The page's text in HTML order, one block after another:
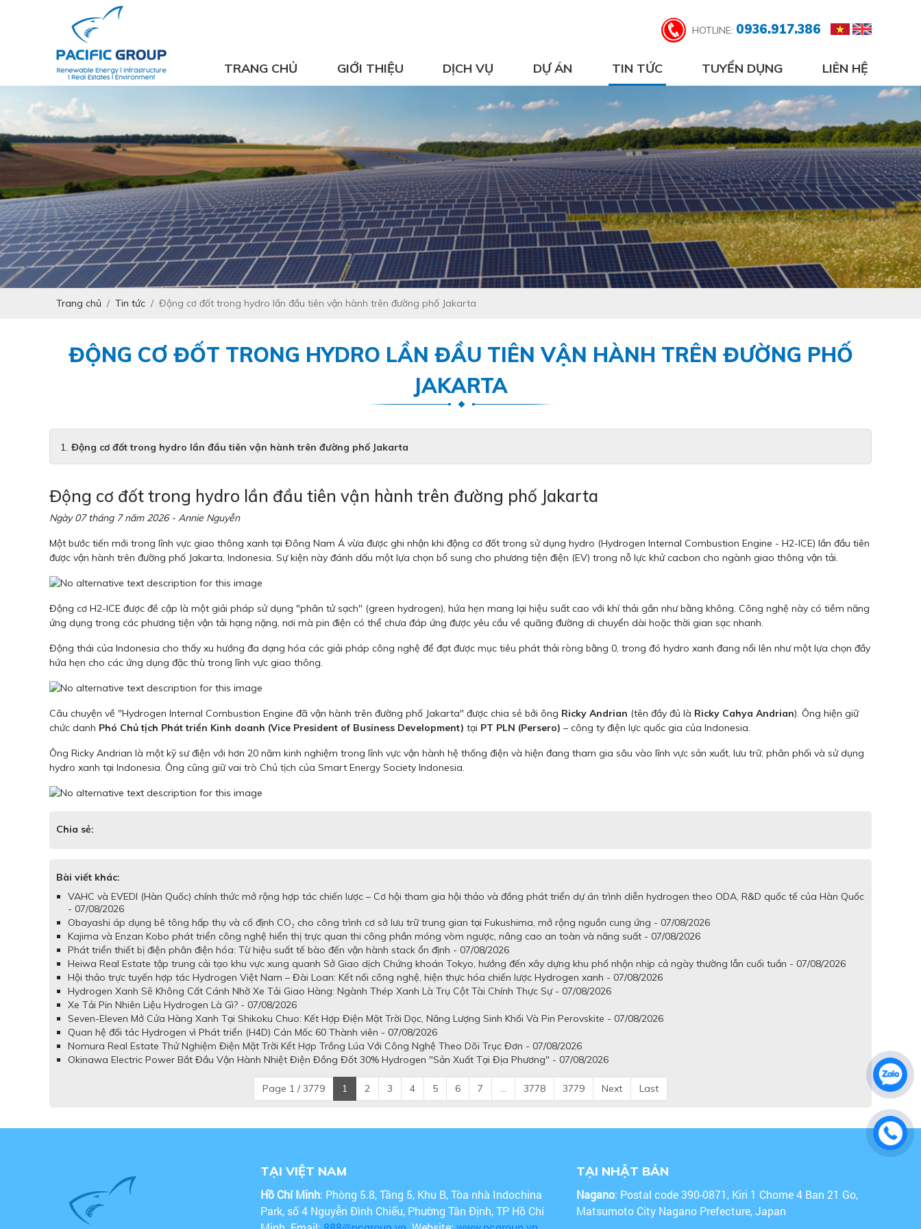
HOTLINE: 0936.917.386
TRANG CHỦ GIỚI THIỆU DỊCH VỤ DỰ ÁN TIN TỨC TUYỂN DỤNG LIÊN HỆ
Trang chủ Tin tức Động cơ đốt trong hydro lần đầu tiên vận hành trên đường phố Jakarta
ĐỘNG CƠ ĐỐT TRONG HYDRO LẦN ĐẦU TIÊN VẬN HÀNH TRÊN ĐƯỜNG PHỐ
JAKARTA
Động cơ đốt trong hydro lần đầu tiên vận hành trên đường phố Jakarta
Động cơ đốt trong hydro lần đầu tiên vận hành trên đường phố Jakarta
Ngày 07 tháng 7 năm 2026 - Annie Nguyễn
Một bước tiến mới trong lĩnh vực giao thông xanh tại Đông Nam Á vừa được ghi nhận khi động cơ đốt trong sử dụng hydro (Hydrogen Internal Combustion Engine - H2-ICE) lần đầu tiên
được vận hành trên đường phố Jakarta, Indonesia. Sự kiện này đánh dấu một lựa chọn bổ sung cho phương tiện điện (EV) trong nỗ lực khử cacbon cho ngành giao thông vận tải.
Động cơ H2-ICE được đề cập là một giải pháp sử dụng "phân tử sạch" (green hydrogen), hứa hẹn mang lại hiệu suất cao với khí thải gần như bằng không. Công nghệ này có tiềm năng
ứng dụng trong các phương tiện vận tải hạng nặng, nơi mà pin điện có thể chưa đáp ứng được yêu cầu về quãng đường di chuyển dài hoặc thời gian sạc nhanh.
Động thái của Indonesia cho thấy xu hướng đa dạng hóa các giải pháp công nghệ để đạt được mục tiêu phát thải ròng bằng 0, trong đó hydro xanh đang nổi lên như một lựa chọn đầy
hứa hẹn cho các ứng dụng đặc thù trong lĩnh vực giao thông.
Câu chuyện về "Hydrogen Internal Combustion Engine đã vận hành trên đường phố Jakarta" được chia sẻ bởi ông Ricky Andrian (tên đầy đủ là Ricky Cahya Andrian). Ông hiện giữ
chức danh Phó Chủ tịch Phát triển Kinh doanh (Vice President of Business Development) tại PT PLN (Persero) – công ty điện lực quốc gia của Indonesia.
Ông Ricky Andrian là một kỹ sư điện với hơn 20 năm kinh nghiệm trong lĩnh vực vận hành hệ thống điện và hiện đang tham gia sâu vào lĩnh vực sản xuất, lưu trữ, phân phối và sử dụng
hydro xanh tại Indonesia. Ông cũng giữ vai trò Chủ tịch của Smart Energy Society Indonesia.
Chia sẻ:
Bài viết khác:
VAHC và EVEDI (Hàn Quốc) chính thức mở rộng hợp tác chiến lược – Cơ hội tham gia hội thảo và đồng phát triển dự án trình diễn hydrogen theo ODA, R&D quốc tế của Hàn Quốc
- 07/08/2026
Obayashi áp dụng bê tông hấp thụ và cố định CO₂ cho công trình cơ sở lưu trữ trung gian tại Fukushima, mở rộng nguồn cung ứng - 07/08/2026
Kajima và Enzan Kobo phát triển công nghệ hiển thị trực quan thi công phần móng vòm ngược, nâng cao an toàn và năng suất - 07/08/2026
Phát triển thiết bị điện phân điện hóa: Từ hiệu suất tế bào đến vận hành stack ổn định - 07/08/2026
Heiwa Real Estate tập trung cải tạo khu vực xung quanh Sở Giao dịch Chứng khoán Tokyo, hướng đến xây dựng khu phố nhộn nhịp cả ngày thường lẫn cuối tuần - 07/08/2026
Hội thảo trực tuyến hợp tác Hydrogen Việt Nam – Đài Loan: Kết nối công nghệ, hiện thực hóa chiến lược Hydrogen xanh - 07/08/2026
Hydrogen Xanh Sẽ Không Cất Cánh Nhờ Xe Tải Giao Hàng: Ngành Thép Xanh Là Trụ Cột Tài Chính Thực Sự - 07/08/2026
Xe Tải Pin Nhiên Liệu Hydrogen Là Gì? - 07/08/2026
Seven-Eleven Mở Cửa Hàng Xanh Tại Shikoku Chuo: Kết Hợp Điện Mặt Trời Dọc, Năng Lượng Sinh Khối Và Pin Perovskite - 07/08/2026
Quan hệ đối tác Hydrogen vì Phát triển (H4D) Cán Mốc 60 Thành viên - 07/08/2026
Nomura Real Estate Thử Nghiệm Điện Mặt Trời Kết Hợp Trồng Lúa Với Công Nghệ Theo Dõi Trục Đơn - 07/08/2026
Okinawa Electric Power Bắt Đầu Vận Hành Nhiệt Điện Đồng Đốt 30% Hydrogen "Sản Xuất Tại Địa Phương" - 07/08/2026
Page 1 / 3779 1 2 3 4 5 6 7 ... 3778 3779 Next Last
TẠI VIỆT NAM
Hồ Chí Minh: Phòng 5.8, Tầng 5, Khu B, Tòa nhà Indochina
Park, số 4 Nguyễn Đình Chiểu, Phường Tân Định, TP Hồ Chí
TẠI NHẬT BẢN
Nagano: Postal code 390-0871, Kiri 1 Chome 4 Ban 21 Go,
Matsumoto City Nagano Prefecture, Japan